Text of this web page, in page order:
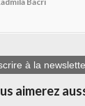
à la
aimerez